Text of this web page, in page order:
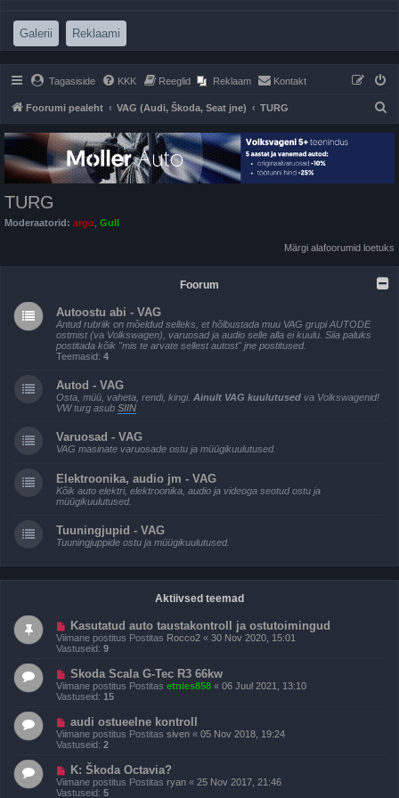
Galerii (Opens a new tab)
Reklaami
Tagasiside KKK Reeglid Reklaam Kontakt
Foorumi pealeht VAG (Audi, Škoda, Seat jne) TURG
TURG
Moderaatorid: argo Gull
Märgi alafoorumid loetuks
Foorum
Autoostu abi - VAG
Antud rubriik on mõeldud selleks, et hõlbustada muu VAG grupi AUTODE
ostmist (va Volkswagen), varuosad ja audio selle alla ei kuulu. Siia paluks
postitada kõik "mis te arvate sellest autost" jne postitused.
Teemasid: 4
Autod - VAG
Osta, müü, vaheta, rendi, kingi. Ainult VAG kuulutused va Volkswagenid!
VW turg asub SIIN
Varuosad - VAG
VAG masinate varuosade ostu ja müügikuulutused.
Elektroonika, audio jm - VAG
Kõik auto elektri, elektroonika, audio ja videoga seotud ostu ja
müügikuulutused.
Tuuningjupid - VAG
Tuuningjuppide ostu ja müügikuulutused.
Aktiivsed teemad
Kasutatud auto taustakontroll ja ostutoimingud
Viimane postitus Postitas Rocco2 « 30 Nov 2020, 15:01
Vastuseid: 9
Skoda Scala G-Tec R3 66kw
Viimane postitus Postitas etnies858 « 06 Juul 2021, 13:10
Vastuseid: 15
audi ostueelne kontroll
Viimane postitus Postitas siven « 05 Nov 2018, 19:24
Vastuseid: 2
K: Škoda Octavia?
Viimane postitus Postitas ryan « 25 Nov 2017, 21:46
Vastuseid: 5